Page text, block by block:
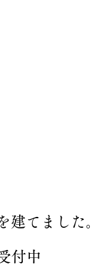
建てました。
付中